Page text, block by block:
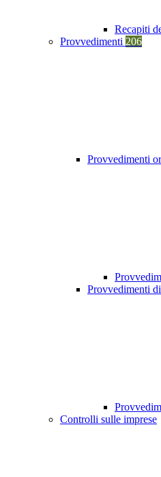
Recapiti
Provvedimenti 206
Provvedimenti
Provvedimenti
Controlli sulle imprese